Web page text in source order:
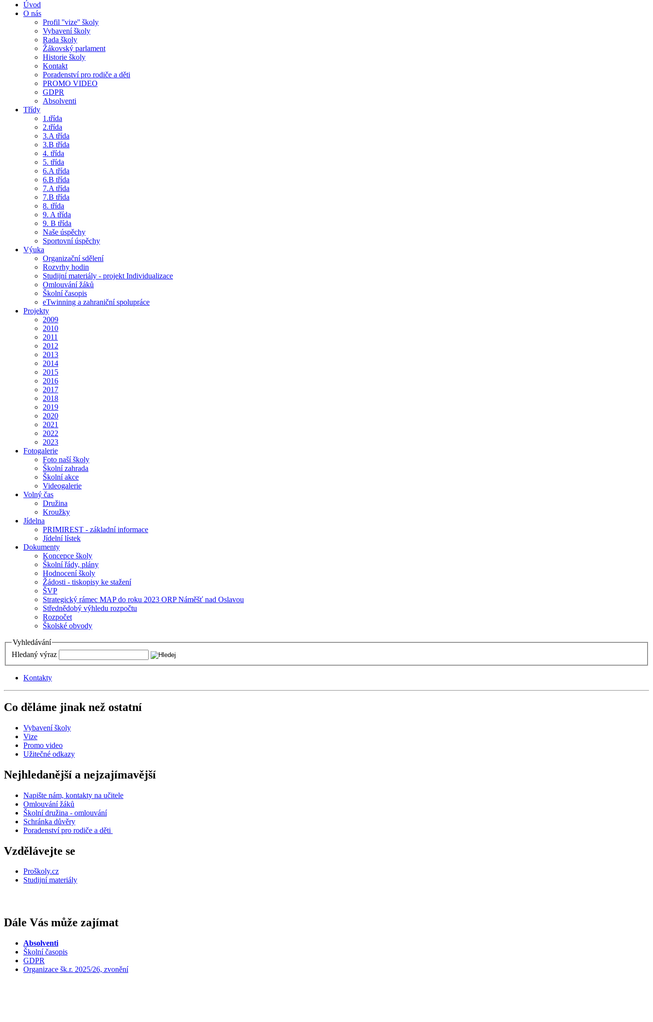
Úvod
O nás
Profil ''vize'' školy
Vybavení školy
Rada školy
Žákovský parlament
Historie školy
Kontakt
Poradenství pro rodiče a děti
PROMO VIDEO
GDPR
Absolventi
Třídy
1.třída
2.třída
3.A třída
3.B třída
4. třída
5. třída
6.A třída
6.B třída
7.A třída
7.B třída
8. třída
9. A třída
9. B třída
Naše úspěchy
Sportovní úspěchy
Výuka
Organizační sdělení
Rozvrhy hodin
Studijní materiály - projekt Individualizace
Omlouvání žáků
Školní časopis
eTwinning a zahraniční spolupráce
Projekty
2009
2010
2011
2012
2013
2014
2015
2016
2017
2018
2019
2020
2021
2022
2023
Fotogalerie
Foto naší školy
Školní zahrada
Školní akce
Videogalerie
Volný čas
Družina
Kroužky
Jídelna
PRIMIREST - základní informace
Jídelní lístek
Dokumenty
Koncepce školy
Školní řády, plány
Hodnocení školy
Žádosti - tiskopisy ke stažení
ŠVP
Strategický rámec MAP do roku 2023 ORP Náměšť nad Oslavou
Střednědobý výhledu rozpočtu
Rozpočet
Školské obvody
Vyhledávání
Hledaný výraz
Kontakty
Co děláme jinak než ostatní
Vybavení školy
Vize
Promo video
Užitečné odkazy
Nejhledanější a nejzajímavější
Napište nám, kontakty na učitele
Omlouvání žáků
Školní družina - omlouvání
Schránka důvěry
Poradenství pro rodiče a děti
Vzdělávejte se
Proškoly.cz
Studijní materiály
Dále Vás může zajímat
Absolventi
Školní časopis
GDPR
Organizace šk.r. 2025/26, zvonění